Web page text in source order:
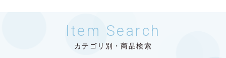
Item Search
カテゴリ別・商品検索